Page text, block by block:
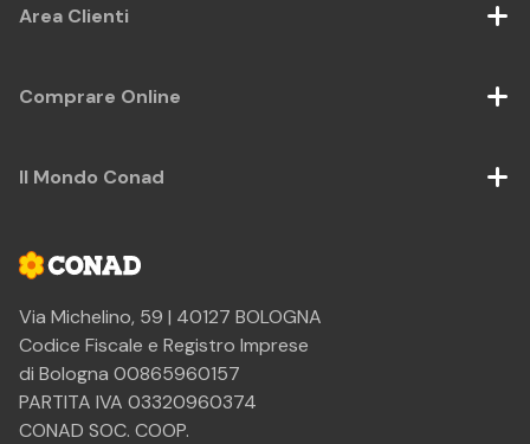
Via Michelino, 59 | 40127 BOLOGNA
Codice Fiscale e Registro Imprese
di Bologna 00865960157
PARTITA IVA 03320960374
CONAD SOC. COOP.
Area Clienti
Comprare Online
Il Mondo Conad